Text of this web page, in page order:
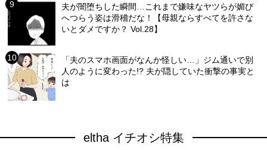
夫が闇堕ちした瞬間…これまで嫌味なヤツらが媚び
へつらう姿は滑稽だな！【母親ならすべてを許さな
いとダメですか？ Vol.28】
「夫のスマホ画面がなんか怪しい…」ジム通いで別
人のように変わった!? 夫が隠していた衝撃の事実と
は
eltha イチオシ特集